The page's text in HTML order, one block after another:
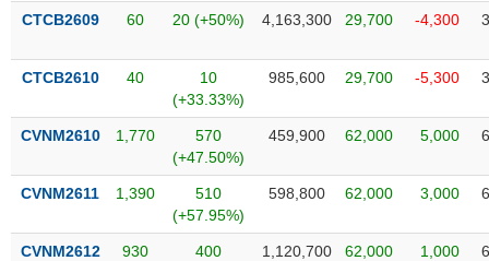
CTCB2609 60 20 (+50%) 4,163,300 29,700 -4,300
CTCB2610 40
10
(+33.33%)
985,600 29,700 -5,300
CVNM2610 1,770
570
(+47.50%)
459,900 62,000 5,000
CVNM2611 1,390
510
(+57.95%)
598,800 62,000 3,000
CVNM2612 930
400
1,120,700 62,000 1,000
Bài
viết
giả
(-)
cáo
phân